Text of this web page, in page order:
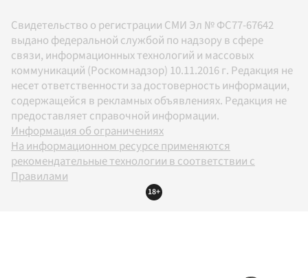
Свидетельство о регистрации СМИ Эл № ФС77-67642
выдано федеральной службой по надзору в сфере
связи, информационных технологий и массовых
коммуникаций (Роскомнадзор) 10.11.2016 г. Редакция не
несет ответственности за достоверность информации,
содержащейся в рекламных объявлениях. Редакция не
предоставляет справочной информации.
Информация об ограничениях
На информационном ресурсе применяются
рекомендательные технологии в соответствии с
Правилами
18+